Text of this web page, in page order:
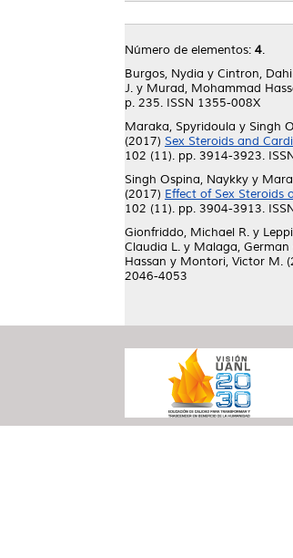
Número de elementos: 4.
Burgos, Nydia y Cintron,
J. y Murad, Mohammad
p. 235. ISSN 1355-008X
Maraka, Spyridoula y Singh
(2017) Sex Steroids and
102 (11). pp. 3914-3923.
Singh Ospina, Naykky y
(2017) Effect of Sex Steroids
102 (11). pp. 3904-3913.
Gionfriddo, Michael R. y
Claudia L. y Malaga, German
Hassan y Montori, Victor M.
2046-4053